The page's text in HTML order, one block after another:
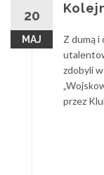
20
MAJ
Z dumą i
zdobyli
przez